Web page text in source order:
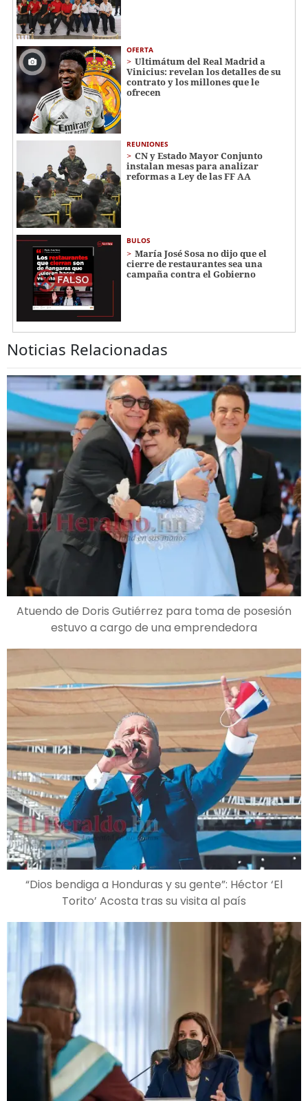
OFERTA
Ultimátum del Real Madrid a
Vinicius: revelan los detalles de su
contrato y los millones que le
ofrecen
REUNIONES
CN y Estado Mayor Conjunto
instalan mesas para analizar
reformas a Ley de las FF AA
BULOS
María José Sosa no dijo que el
cierre de restaurantes sea una
campaña contra el Gobierno
Noticias Relacionadas
Atuendo de Doris Gutiérrez para toma de posesión
estuvo a cargo de una emprendedora
“Dios bendiga a Honduras y su gente”: Héctor ‘El
Torito’ Acosta tras su visita al país